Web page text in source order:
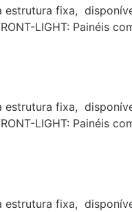
estrutura fixa,
LIGHT: Painéis
estrutura fixa,
LIGHT: Painéis
estrutura fixa,